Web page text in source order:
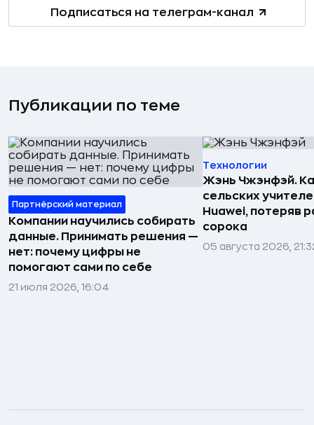
Подписаться на телеграм-канал
Публикации по теме
Партнёрский материал
Компании научились собирать
данные. Принимать решения —
нет: почему цифры не
помогают сами по себе
21 июля 2026, 16:04
Технологии
Жэнь Чжэнфэй.
сельских
Huawei, потеряв
сорока
05 августа 2026,